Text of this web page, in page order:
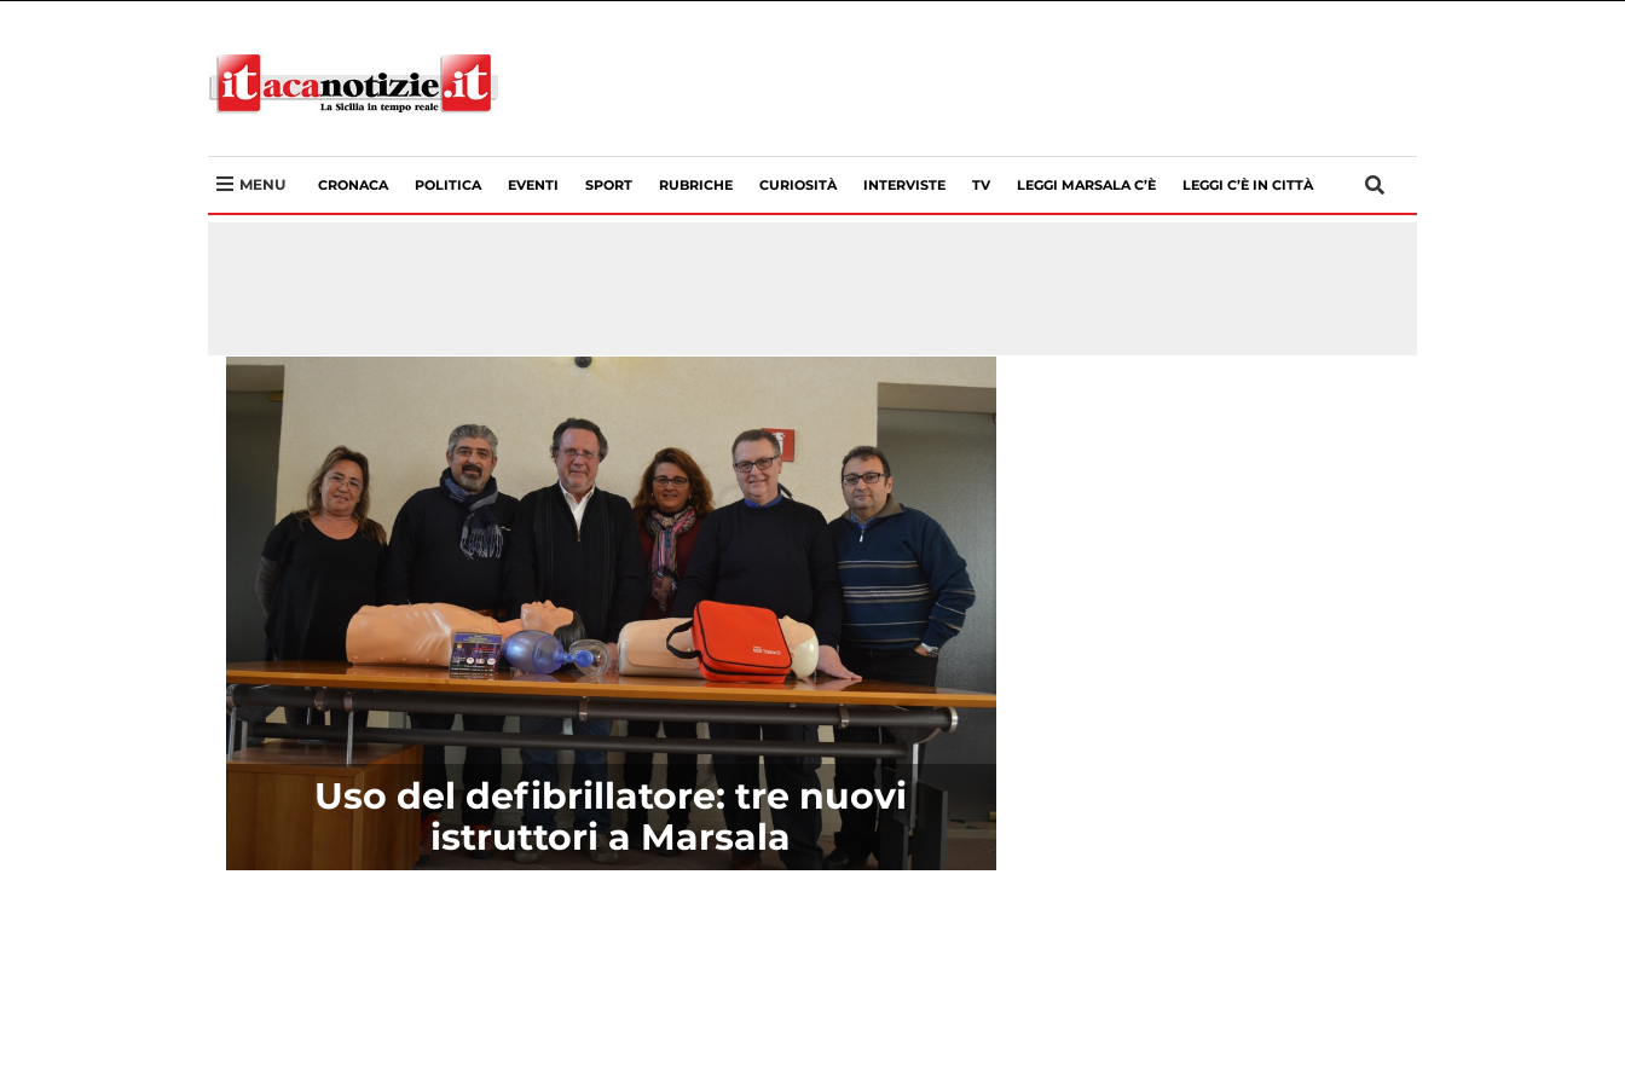
MENU CRONACA POLITICA EVENTI SPORT RUBRICHE CURIOSITÀ INTERVISTE TV LEGGI MARSALA C’È LEGGI C’È IN CITTÀ
Uso del defibrillatore: tre nuovi
istruttori a Marsala